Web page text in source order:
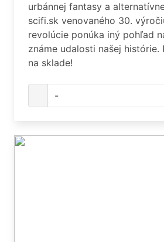
urbánnej fantasy a
scifi.sk venovaného 30.
revolúcie ponúka iný pohľad
známe udalosti našej histórie.
na sklade!